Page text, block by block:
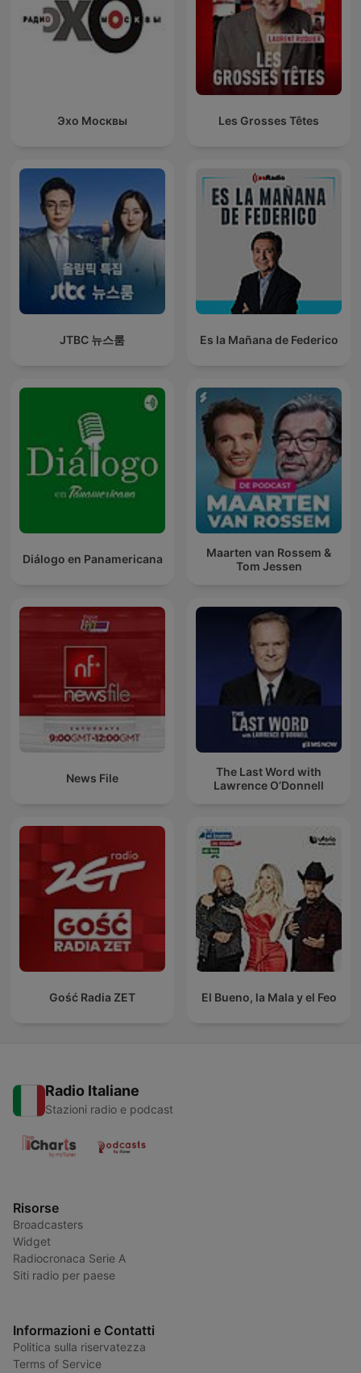
Эхо Москвы Les Grosses Têtes
JTBC 뉴스룸 Es la Mañana de Federico
Diálogo en Panamericana
Maarten van Rossem &
Tom Jessen
News File
The Last Word with
Lawrence O’Donnell
Gość Radia ZET El Bueno, la Mala y el Feo
Radio Italiane
Stazioni radio e podcast
Risorse
Broadcasters
Widget
Radiocronaca Serie A
Siti radio per paese
Informazioni e Contatti
Politica sulla riservatezza
Terms of Service